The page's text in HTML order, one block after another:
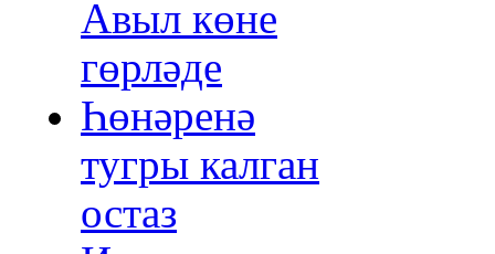
Авыл көне
гөрләде
Һөнәренә
тугры калган
остаз